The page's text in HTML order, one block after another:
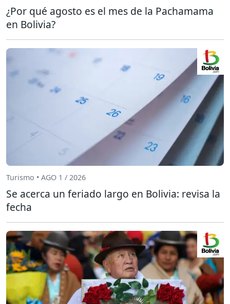
¿Por qué agosto es el mes de la Pachamama
en Bolivia?
Turismo • AGO 1 / 2026
Se acerca un feriado largo en Bolivia: revisa la
fecha